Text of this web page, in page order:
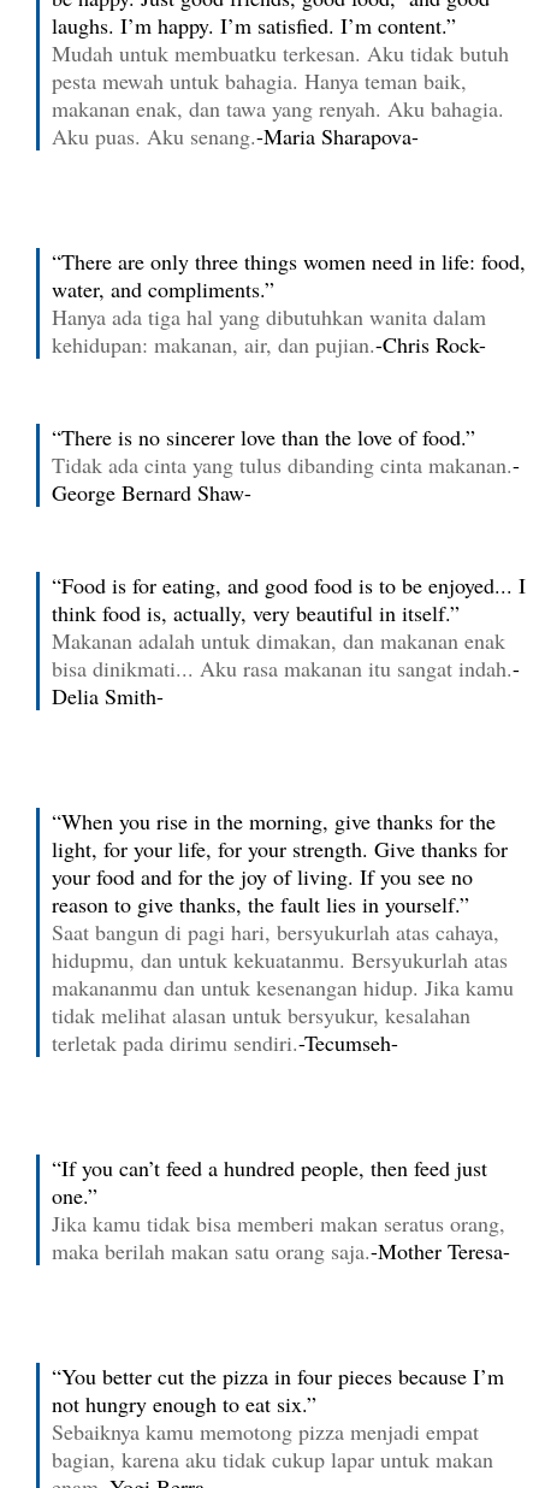
laughs. I’m happy. I’m satisfied. I’m content.”
Mudah untuk membuatku terkesan. Aku tidak butuh
pesta mewah untuk bahagia. Hanya teman baik,
makanan enak, dan tawa yang renyah. Aku bahagia.
Aku puas. Aku senang.-Maria Sharapova-
“There are only three things women need in life: food,
water, and compliments.”
Hanya ada tiga hal yang dibutuhkan wanita dalam
kehidupan: makanan, air, dan pujian.-Chris Rock-
“There is no sincerer love than the love of food.”
Tidak ada cinta yang tulus dibanding cinta makanan.-
George Bernard Shaw-
“Food is for eating, and good food is to be enjoyed... I
think food is, actually, very beautiful in itself.”
Makanan adalah untuk dimakan, dan makanan enak
bisa dinikmati... Aku rasa makanan itu sangat indah.-
Delia Smith-
“When you rise in the morning, give thanks for the
light, for your life, for your strength. Give thanks for
your food and for the joy of living. If you see no
reason to give thanks, the fault lies in yourself.”
Saat bangun di pagi hari, bersyukurlah atas cahaya,
hidupmu, dan untuk kekuatanmu. Bersyukurlah atas
makananmu dan untuk kesenangan hidup. Jika kamu
tidak melihat alasan untuk bersyukur, kesalahan
terletak pada dirimu sendiri.-Tecumseh-
“If you can’t feed a hundred people, then feed just
one.”
Jika kamu tidak bisa memberi makan seratus orang,
maka berilah makan satu orang saja.-Mother Teresa-
“You better cut the pizza in four pieces because I’m
not hungry enough to eat six.”
Sebaiknya kamu memotong pizza menjadi empat
bagian, karena aku tidak cukup lapar untuk makan